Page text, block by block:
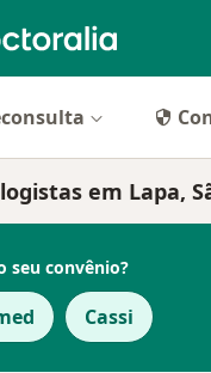
em Lapa,
seu convênio?
Cassi